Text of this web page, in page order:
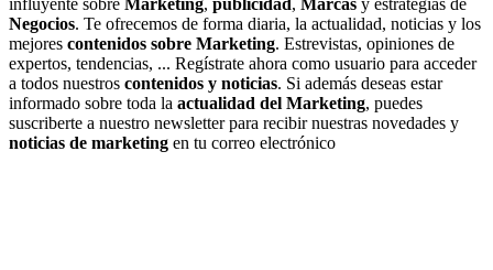
influyente sobre Marketing, publicidad , Marcas y estrategias de
Negocios. Te ofrecemos de forma diaria, la actualidad, noticias y los
mejores contenidos sobre Marketing. Estrevistas, opiniones de
expertos, tendencias, ... Regístrate ahora como usuario para acceder
a todos nuestros contenidos y noticias. Si además deseas estar
informado sobre toda la actualidad del Marketing, puedes
suscriberte a nuestro newsletter para recibir nuestras novedades y
noticias de marketing en tu correo electrónico